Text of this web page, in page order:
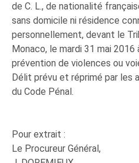
de C. L., de nationalité
sans domicile ni résidence
personnellement, devant le
Monaco, le mardi 31 mai 2016
prévention de violences ou
Délit prévu et réprimé par les
du Code Pénal.
Pour extrait :
Le Procureur Général,